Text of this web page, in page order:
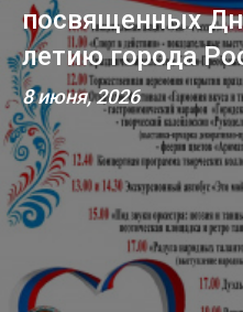
посвященных
летию города
8 июня, 2026